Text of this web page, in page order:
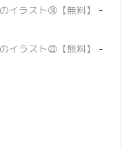
イラスト㊳【無料】
-
イラスト㉒【無料】
-